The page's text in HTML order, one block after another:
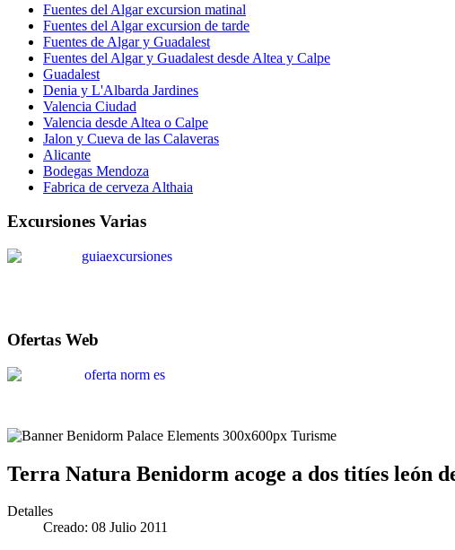
Fuentes del Algar excursion matinal
Fuentes del Algar excursion de tarde
Fuentes de Algar y Guadalest
Fuentes del Algar y Guadalest desde Altea y Calpe
Guadalest
Denia y L'Albarda Jardines
Valencia Ciudad
Valencia desde Altea o Calpe
Jalon y Cueva de las Calaveras
Alicante
Bodegas Mendoza
Fabrica de cerveza Althaia
Excursiones Varias
Ofertas Web
Terra Natura Benidorm acoge a dos titíes león
Detalles
Creado: 08 Julio 2011